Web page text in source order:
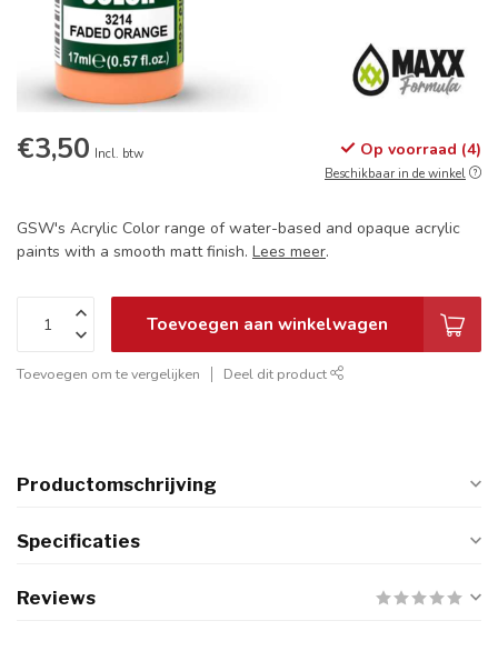
€3,50 Incl. btw Op voorraad (4)
Beschikbaar in de winkel
GSW's Acrylic Color range of water-based and opaque acrylic
paints with a smooth matt finish. Lees meer.
Toevoegen aan winkelwagen
Toevoegen om te vergelijken Deel dit product
Productomschrijving
Specificaties
Reviews